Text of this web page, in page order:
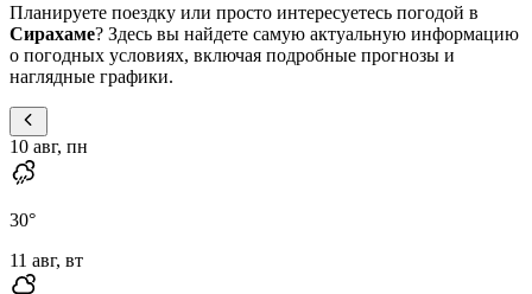
Планируете поездку или просто интересуетесь погодой в
Сирахаме? Здесь вы найдете самую актуальную информацию
о погодных условиях, включая подробные прогнозы и
наглядные графики.
10 авг, пн
30°
11 авг, вт